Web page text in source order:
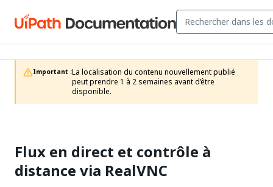
Important :La localisation du contenu nouvellement publié
peut prendre 1 à 2 semaines avant d’être
disponible.
Flux en direct et contrôle à
distance via RealVNC